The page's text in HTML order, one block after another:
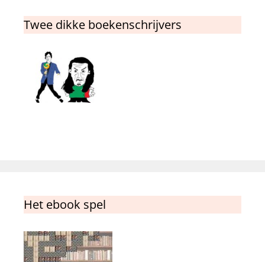
Twee dikke boekenschrijvers
Het ebook spel